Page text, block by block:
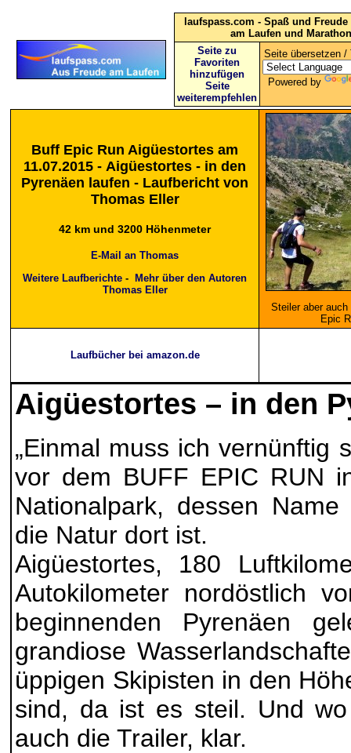
laufspass.com - Spaß und
am Laufen und Marathon
Seite zu
Favoriten
hinzufügen
Seite
weiterempfehlen
Seite übersetzen /
Powered by
Buff Epic Run Aigüestortes am
11.07.2015 - Aigüestortes - in den
Pyrenäen laufen - Laufbericht von
Thomas Eller
42 km und 3200 Höhenmeter
E-Mail an Thomas
Weitere Laufberichte - Mehr über den Autoren
Thomas Eller
Steiler aber
Epic
Laufbücher bei amazon.de
Aigüestortes – in den
„Einmal muss ich vernünftig
vor dem BUFF EPIC RUN
Nationalpark, dessen
die Natur dort ist.
Aigüestortes, 180
Autokilometer nordöstlich
beginnenden Pyrenäen
grandiose
üppigen Skipisten in den
sind, da ist es steil. Und
auch die Trailer, klar.